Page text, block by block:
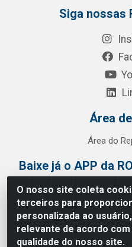
O nosso site coleta
terceiros para
personalizada ao
relevante de acordo
qualidade do nosso site.
Siga nossas
Área
Área do
Baixe já o APP da